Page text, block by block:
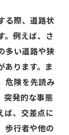
る際、道路状
。例えば、さ
多い道路や狭
あります。ま
危険を先読み
突発的な事態
ば、交差点に
歩行者や他の